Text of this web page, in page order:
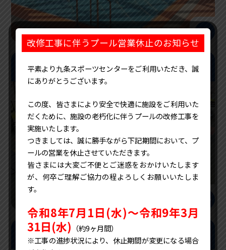
arrow_right_alt
利用案内
arrow_right_alt
スポーツ教室
改修工事に伴うプール営業休止のお知らせ
平素より九条スポーツセンターをご利用いただき、誠
にありがとうございます。
この度、皆さまにより安全で快適に施設をご利用いた
だくために、施設の老朽化に伴うプールの改修工事を
実施いたします。
つきましては、誠に勝手ながら下記期間において、プ
ールの営業を休止させていただきます。
皆さまには大変ご不便とご迷惑をおかけいたします
が、何卒ご理解ご協力の程よろしくお願いいたしま
す。
令和8年7月1日(水)～令和9年3月
31日(水) （約9ヶ月間）
※工事の進捗状況により、休止期間が変更になる場合